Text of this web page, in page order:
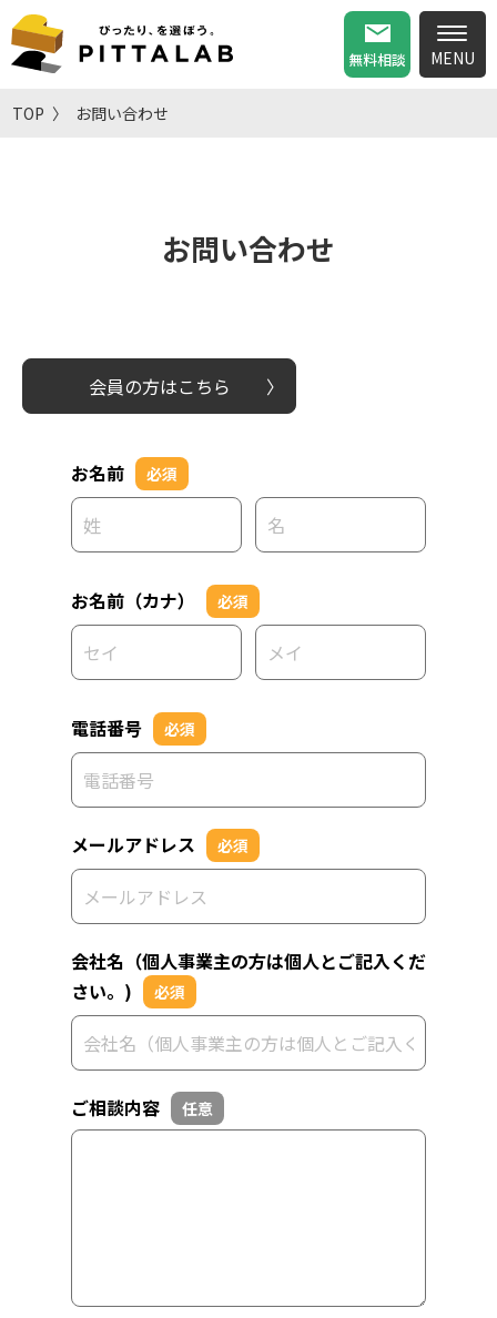
無料相談
TOP お問い合わせ
お問い合わせ
会員の方はこちら
お名前 必須
お名前（カナ） 必須
電話番号 必須
メールアドレス 必須
会社名（個人事業主の方は個人とご記入くだ
さい。)
必須
ご相談内容 任意